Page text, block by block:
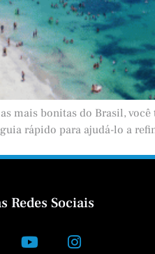
mais bonitas do Brasil,
rápido para ajudá-lo a
Redes Sociais